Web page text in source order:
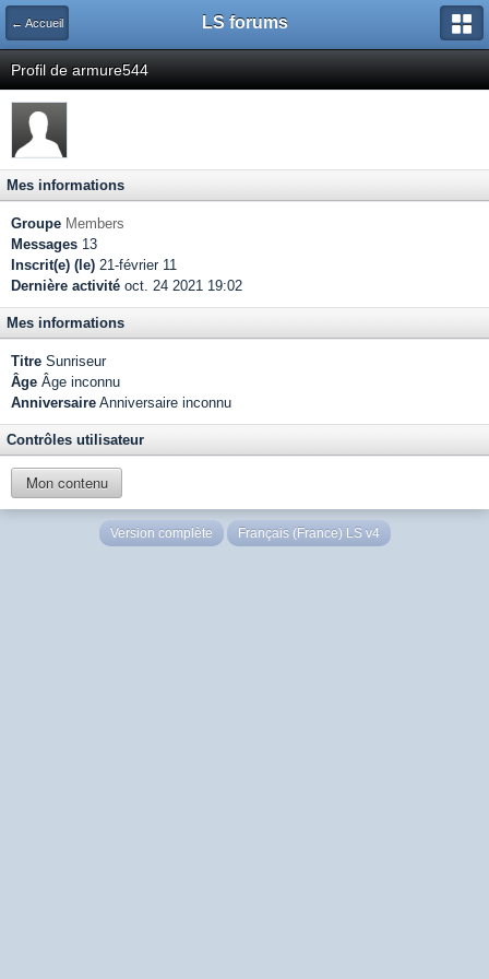
← Accueil LS forums
Profil de armure544
Mes informations
Groupe Members
Messages 13
Inscrit(e) (le) 21-février 11
Dernière activité oct. 24 2021 19:02
Mes informations
Titre Sunriseur
Âge Âge inconnu
Anniversaire Anniversaire inconnu
Contrôles utilisateur
Mon contenu
Version complète Français (France) LS v4